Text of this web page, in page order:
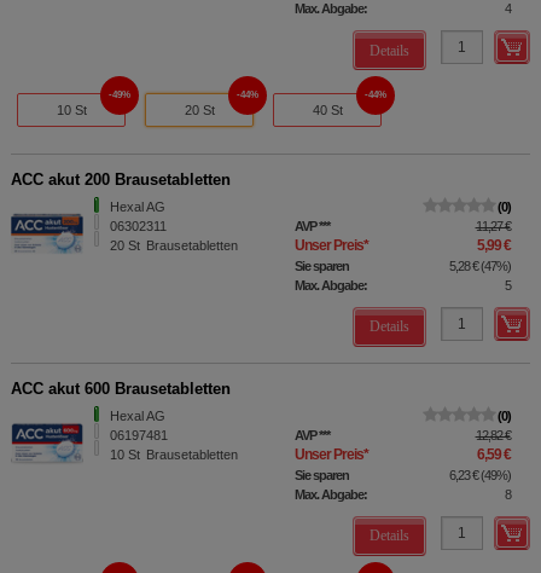
Max. Abgabe:
4
Details
10 St
49%
20 St
44%
40 St
44%
ACC akut 200 Brausetabletten
Hexal AG
06302311
20 St Brausetabletten
0
AVP*** 11,27 €
Unser Preis* 5,99 €
Sie sparen 5,28 €(47%)
Max. Abgabe:
5
Details
ACC akut 600 Brausetabletten
Hexal AG
06197481
10 St Brausetabletten
0
AVP*** 12,82 €
Unser Preis* 6,59 €
Sie sparen 6,23 €(49%)
Max. Abgabe:
8
Details